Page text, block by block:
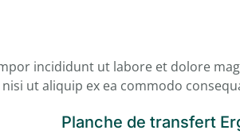
incididunt ut labore et dolore
ut aliquip ex ea commodo
Planche de transfert